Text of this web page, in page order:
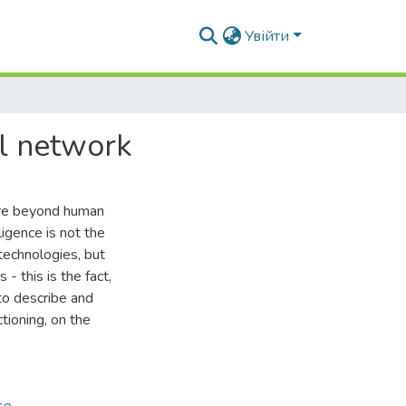
Увійти
network
beyond human
is not the
but
- this is the fact,
describe and
on the